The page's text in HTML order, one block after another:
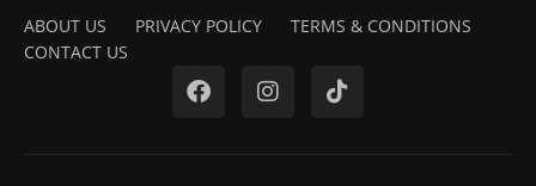
ABOUT US PRIVACY POLICY
TERMS & CONDITIONS
CONTACT US